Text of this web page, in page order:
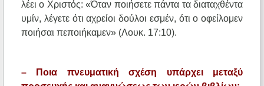
λέει ο Χριστός: «Όταν ποιήσετε πάντα τα διαταχθέντα
υμίν, λέγετε ότι αχρείοι δούλοι εσμέν, ότι ο οφείλομεν
ποιήσαι πεποιήκαμεν» (Λουκ. 17:10).
– Ποια πνευματική σχέση υπάρχει μεταξύ